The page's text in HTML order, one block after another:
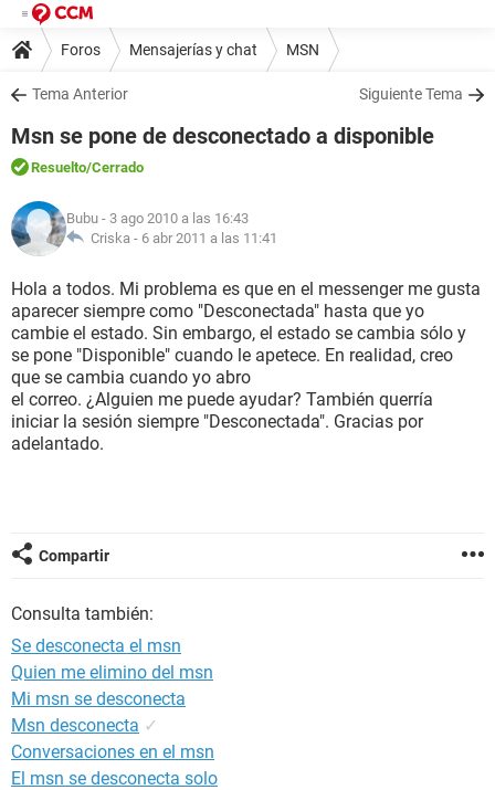
Foros Mensajerías y chat MSN
Tema Anterior Siguiente Tema
Msn se pone de desconectado a disponible
Resuelto/Cerrado
Bubu - 3 ago 2010 a las 16:43
Criska - 6 abr 2011 a las 11:41
Hola a todos. Mi problema es que en el messenger me gusta
aparecer siempre como "Desconectada" hasta que yo
cambie el estado. Sin embargo, el estado se cambia sólo y
se pone "Disponible" cuando le apetece. En realidad, creo
que se cambia cuando yo abro
el correo. ¿Alguien me puede ayudar? También querría
iniciar la sesión siempre "Desconectada". Gracias por
adelantado.
Compartir
Consulta también:
Se desconecta el msn
Quien me elimino del msn
Mi msn se desconecta
Msn desconecta ✓
Conversaciones en el msn
El msn se desconecta solo